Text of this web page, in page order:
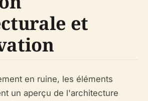
et
en ruine, les éléments
un aperçu de l'architecture